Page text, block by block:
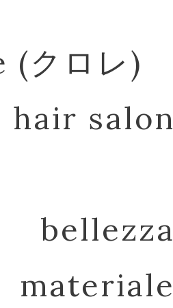
(クロレ)
hair salon
bellezza
materiale